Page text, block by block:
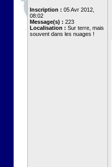
Inscription : 05 Avr 2012,
08:02
Message(s) : 223
Localisation : Sur terre, mais
souvent dans les nuages !